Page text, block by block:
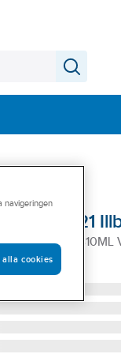
SP521
SP521 MONO 310ML
navigeringen
alla cookies